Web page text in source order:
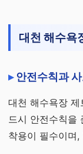
대천 해수욕
안전수칙과
대천 해수욕장
드시 안전수칙을
착용이 필수이며